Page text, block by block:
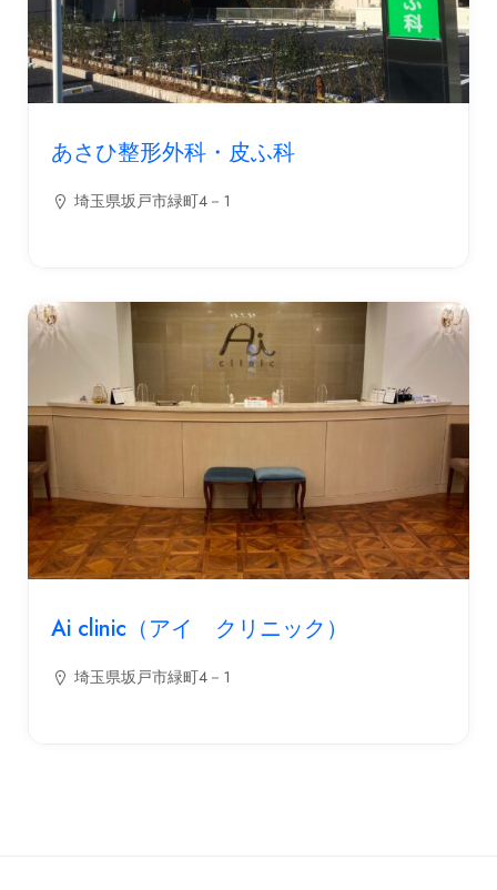
あさひ整形外科・皮ふ科
埼玉県坂戸市緑町４－１
Ai clinic（アイ クリニック）
埼玉県坂戸市緑町４－１